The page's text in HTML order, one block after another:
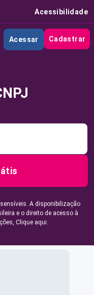
Acessibilidade
Acessar Cadastrar
A disponibilização
e o direito de acesso à
Clique aqui.